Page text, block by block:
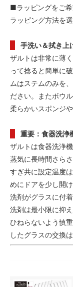
■ラッピングをご
ラッピング方法を
手洗い＆拭き上
ザルトは非常に薄
って捻ると簡単に
ムはステムのみを
ださい。またボウ
柔らかいスポンジ
重要：食器洗浄
ザルトは食器洗浄
蒸気に長時間さら
すぎ共に設定温度
めにドアを少し開
洗剤がグラスに付
洗剤は最小限に抑
ひねらないよう慎
したグラスの交換